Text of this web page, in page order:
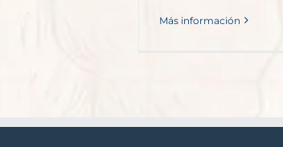
Más información